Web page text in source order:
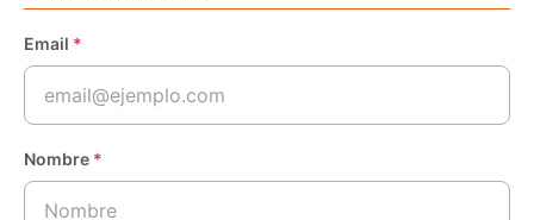
Email *
Nombre *